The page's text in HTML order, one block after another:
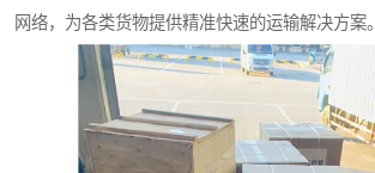
网络，为各类货物提供精准快速的运输解决方案。